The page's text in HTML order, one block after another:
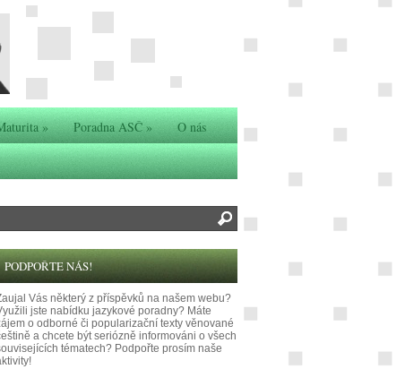
» Poradna ASČ» O nás
PODPOŘTE NÁS!
Vás některý z příspěvků na našem webu?
jste nabídku jazykové poradny? Máte
o odborné či popularizační texty věnované
a chcete být seriózně informováni o všech
tématech? Podpořte prosím naše